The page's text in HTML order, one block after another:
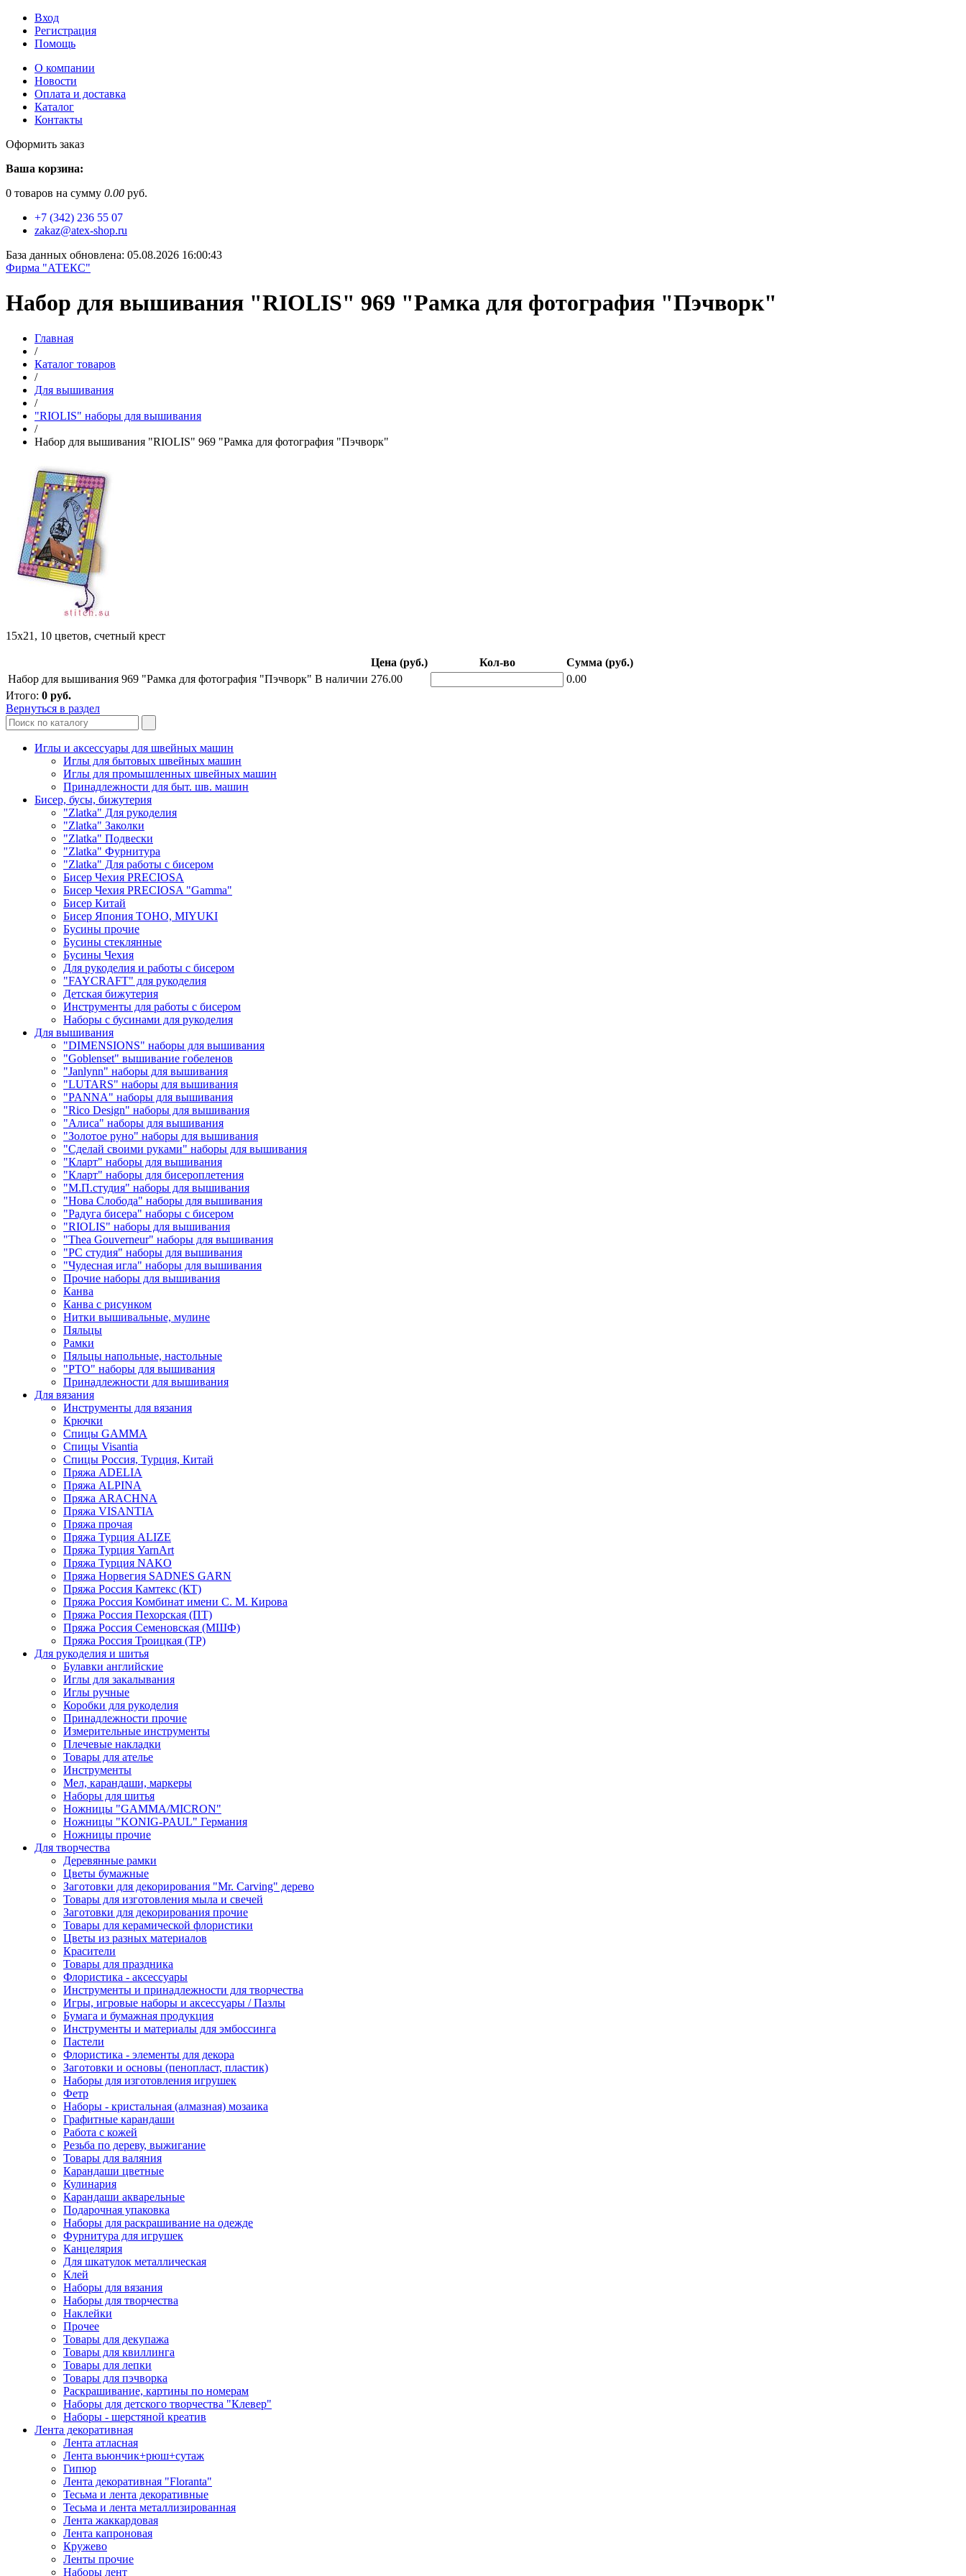
Вход
Регистрация
Помощь
О компании
Новости
Оплата и доставка
Каталог
Контакты
Оформить заказ
Ваша корзина:
0 товаров на сумму 0.00 руб.
+7 (342) 236 55 07
zakaz@atex-shop.ru
База данных обновлена: 05.08.2026 16:00:43
Фирма "АТЕКС"
Набор для вышивания "RIOLIS" 969 "Рамка для фотография "Пэчворк"
Главная
/
Каталог товаров
/
Для вышивания
/
"RIOLIS" наборы для вышивания
/
Набор для вышивания "RIOLIS" 969 "Рамка для фотография "Пэчворк"
15х21, 10 цветов, счетный крест
Цена (руб.) Кол-во
Сумма (руб.)
Набор для вышивания 969 "Рамка для фотография "Пэчворк" В наличии 276.00
0.00
Итого: 0 руб.
Вернуться в раздел
Иглы и аксессуары для швейных машин
Иглы для бытовых швейных машин
Иглы для промышленных швейных машин
Принадлежности для быт. шв. машин
Бисер, бусы, бижутерия
"Zlatka" Для рукоделия
"Zlatka" Заколки
"Zlatka" Подвески
"Zlatka" Фурнитура
"Zlatka" Для работы с бисером
Бисер Чехия PRECIOSA
Бисер Чехия PRECIOSA "Gamma"
Бисер Китай
Бисер Япония TOHO, MIYUKI
Бусины прочие
Бусины стеклянные
Бусины Чехия
Для рукоделия и работы с бисером
"FAYCRAFT" для рукоделия
Детская бижутерия
Инструменты для работы с бисером
Наборы с бусинами для рукоделия
Для вышивания
"DIMENSIONS" наборы для вышивания
"Goblenset" вышивание гобеленов
"Janlynn" наборы для вышивания
"LUTARS" наборы для вышивания
"PANNA" наборы для вышивания
"Rico Design" наборы для вышивания
"Алиса" наборы для вышивания
"Золотое руно" наборы для вышивания
"Сделай своими руками" наборы для вышивания
"Кларт" наборы для вышивания
"Кларт" наборы для бисероплетения
"М.П.студия" наборы для вышивания
"Нова Слобода" наборы для вышивания
"Радуга бисера" наборы с бисером
"RIOLIS" наборы для вышивания
"Thea Gouverneur" наборы для вышивания
"РС студия" наборы для вышивания
"Чудесная игла" наборы для вышивания
Прочие наборы для вышивания
Канва
Канва с рисунком
Нитки вышивальные, мулине
Пяльцы
Рамки
Пяльцы напольные, настольные
"РТО" наборы для вышивания
Принадлежности для вышивания
Для вязания
Инструменты для вязания
Крючки
Спицы GAMMA
Спицы Visantia
Спицы Россия, Турция, Китай
Пряжа ADELIA
Пряжа ALPINA
Пряжа ARACHNA
Пряжа VISANTIA
Пряжа прочая
Пряжа Турция ALIZE
Пряжа Турция YarnArt
Пряжа Турция NAKO
Пряжа Норвегия SADNES GARN
Пряжа Россия Камтекс (КТ)
Пряжа Россия Комбинат имени С. М. Кирова
Пряжа Россия Пехорская (ПТ)
Пряжа Россия Семеновская (МШФ)
Пряжа Россия Троицкая (ТР)
Для рукоделия и шитья
Булавки английские
Иглы для закалывания
Иглы ручные
Коробки для рукоделия
Принадлежности прочие
Измерительные инструменты
Плечевые накладки
Товары для ателье
Инструменты
Мел, карандаши, маркеры
Наборы для шитья
Ножницы "GAMMA/MICRON"
Ножницы "KONIG-PAUL" Германия
Ножницы прочие
Для творчества
Деревянные рамки
Цветы бумажные
Заготовки для декорирования "Mr. Carving" дерево
Товары для изготовления мыла и свечей
Заготовки для декорирования прочие
Товары для керамической флористики
Цветы из разных материалов
Красители
Товары для праздника
Флористика - аксессуары
Инструменты и принадлежности для творчества
Игры, игровые наборы и аксессуары / Пазлы
Бумага и бумажная продукция
Инструменты и материалы для эмбоссинга
Пастели
Флористика - элементы для декора
Заготовки и основы (пенопласт, пластик)
Наборы для изготовления игрушек
Фетр
Наборы - кристальная (алмазная) мозаика
Графитные карандаши
Работа с кожей
Резьба по дереву, выжигание
Товары для валяния
Карандаши цветные
Кулинария
Карандаши акварельные
Подарочная упаковка
Наборы для раскрашивание на одежде
Фурнитура для игрушек
Канцелярия
Для шкатулок металлическая
Клей
Наборы для вязания
Наборы для творчества
Наклейки
Прочее
Товары для декупажа
Товары для квиллинга
Товары для лепки
Товары для пэчворка
Раскрашивание, картины по номерам
Наборы для детского творчества "Клевер"
Наборы - шерстяной креатив
Лента декоративная
Лента атласная
Лента вьюнчик+рюш+сутаж
Гипюр
Лента декоративная "Floranta"
Тесьма и лента декоративные
Тесьма и лента металлизированная
Лента жаккардовая
Лента капроновая
Кружево
Ленты прочие
Наборы лент